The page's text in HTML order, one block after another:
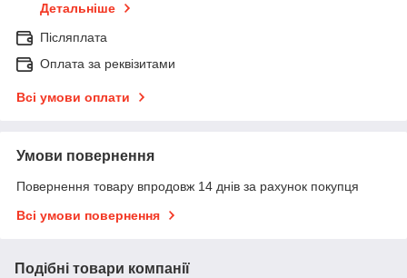
Детальніше
Післяплата
Оплата за реквізитами
Всі умови оплати
Умови повернення
Повернення товару впродовж 14 днів за рахунок покупця
Всі умови повернення
Подібні товари компанії